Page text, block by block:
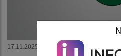
17.11.2025